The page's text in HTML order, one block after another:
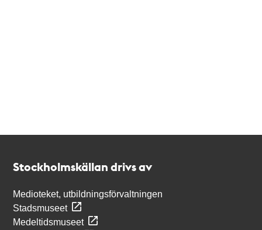
Stockholmskällan drivs av
Medioteket, utbildningsförvaltningen
Stadsmuseet
Medeltidsmuseet